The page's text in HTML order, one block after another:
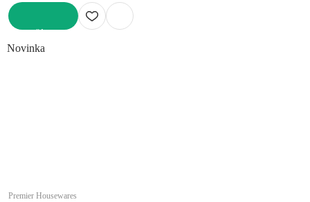
Novinka
Premier Housewares